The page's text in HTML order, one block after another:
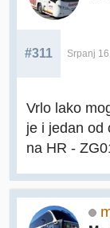
#311 Srpanj
Vrlo lako
je i jedan od
na HR -